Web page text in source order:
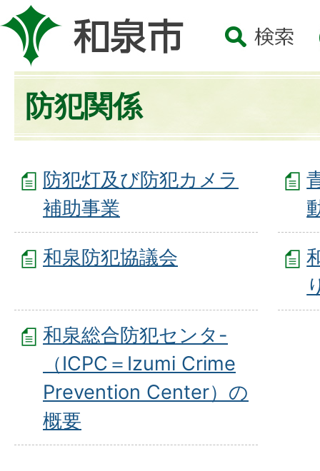
防犯関係
防犯灯及び防犯カメラ
補助事業
和泉防犯協議会
和泉総合防犯センタ-
（ICPC＝Izumi Crime
Prevention Center）の
概要